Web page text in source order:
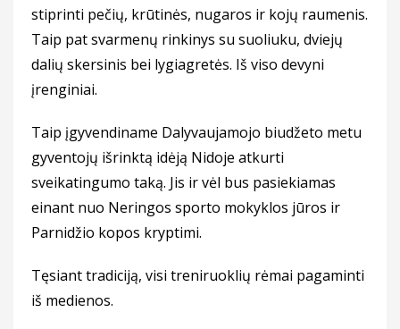
stiprinti pečių, krūtinės, nugaros ir kojų raumenis.
Taip pat svarmenų rinkinys su suoliuku, dviejų
dalių skersinis bei lygiagretės. Iš viso devyni
įrenginiai.
Taip įgyvendiname Dalyvaujamojo biudžeto metu
gyventojų išrinktą idėją Nidoje atkurti
sveikatingumo taką. Jis ir vėl bus pasiekiamas
einant nuo Neringos sporto mokyklos jūros ir
Parnidžio kopos kryptimi.
Tęsiant tradiciją, visi treniruoklių rėmai pagaminti
iš medienos.